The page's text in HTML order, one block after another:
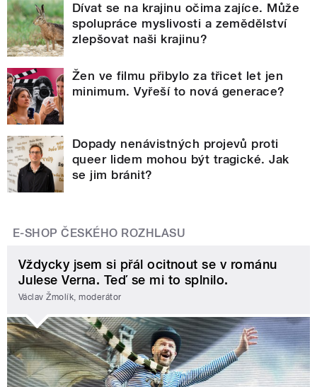
Dívat se na krajinu očima zajíce. Může
spolupráce myslivosti a zemědělství
zlepšovat naši krajinu?
Žen ve filmu přibylo za třicet let jen
minimum. Vyřeší to nová generace?
Dopady nenávistných projevů proti
queer lidem mohou být tragické. Jak
se jim bránit?
E-SHOP ČESKÉHO ROZHLASU
Vždycky jsem si přál ocitnout se v románu
Julese Verna. Teď se mi to splnilo.
Václav Žmolík, moderátor